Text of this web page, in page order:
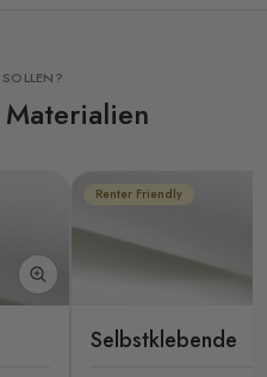
Renter Friendly
Selbstklebende